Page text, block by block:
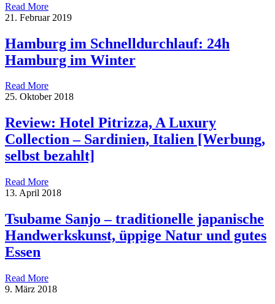
Read More
21. Februar 2019
Hamburg im Schnelldurchlauf: 24h
Hamburg im Winter
Read More
25. Oktober 2018
Review: Hotel Pitrizza, A Luxury
Collection – Sardinien, Italien [Werbung,
selbst bezahlt]
Read More
13. April 2018
Tsubame Sanjo – traditionelle japanische
Handwerkskunst, üppige Natur und gutes
Essen
Read More
9. März 2018